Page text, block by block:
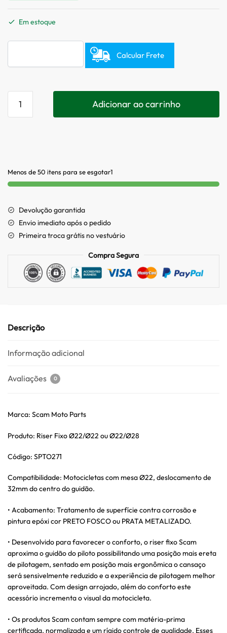
Em estoque
Calcular Frete
Adicionar ao carrinho
Menos de 50 itens para se esgotar1
Devolução garantida
Envio imediato após o pedido
Primeira troca grátis no vestuário
Compra Segura
Descrição
Informação adicional
Avaliações 0
Marca: Scam Moto Parts
Produto: Riser Fixo Ø22/Ø22 ou Ø22/Ø28
Código: SPTO271
Compatibilidade: Motocicletas com mesa Ø22, deslocamento de
32mm do centro do guidão.
• Acabamento: Tratamento de superfície contra corrosão e
pintura epóxi cor PRETO FOSCO ou PRATA METALIZADO.
• Desenvolvido para favorecer o conforto, o riser fixo Scam
aproxima o guidão do piloto possibilitando uma posição mais ereta
de pilotagem, sentado em posição mais ergonômica o cansaço
será sensivelmente reduzido e a experiência de pilotagem melhor
aproveitada. Com design arrojado, além do conforto este
acessório incrementa o visual da motocicleta.
• Os produtos Scam contam sempre com matéria-prima
certificada, normalizada e um rígido controle de qualidade. Esses